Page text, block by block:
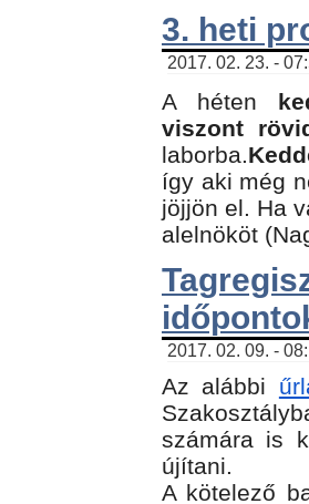
3. heti
2017. 02. 23. -
A héten
viszont
laborba.
így aki még
jöjjön el. Ha
alelnököt
2017. 02. 09. -
Az alábbi
számára is
újítani.
​A kötelező